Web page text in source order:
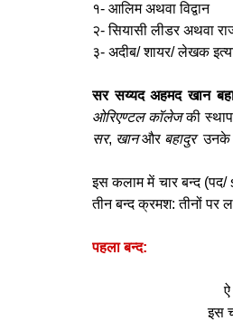
१- आलिम अथवा विद्वान
२- सियासी लीडर अथवा
३- अदीब/ शायर/ लेखक
सर सय्यद अहमद खान
ओरिएण्टल कॉलेजकी
सर, खानऔर बहादुरउनके
इस कलाम में चार बन्द (पद/
तीन बन्द क्रमश: तीनों पर
पहला बन्द:
इस